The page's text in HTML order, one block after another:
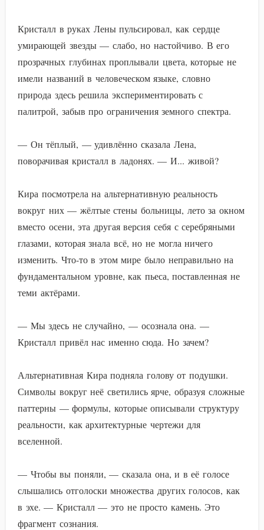
Кристалл в руках Лены пульсировал, как сердце
умирающей звезды — слабо, но настойчиво. В его
прозрачных глубинах проплывали цвета, которые не
имели названий в человеческом языке, словно
природа здесь решила экспериментировать с
палитрой, забыв про ограничения земного спектра.
— Он тёплый, — удивлённо сказала Лена,
поворачивая кристалл в ладонях. — И... живой?
Кира посмотрела на альтернативную реальность
вокруг них — жёлтые стены больницы, лето за окном
вместо осени, эта другая версия себя с серебряными
глазами, которая знала всё, но не могла ничего
изменить. Что-то в этом мире было неправильно на
фундаментальном уровне, как пьеса, поставленная не
теми актёрами.
— Мы здесь не случайно, — осознала она. —
Кристалл привёл нас именно сюда. Но зачем?
Альтернативная Кира подняла голову от подушки.
Символы вокруг неё светились ярче, образуя сложные
паттерны — формулы, которые описывали структуру
реальности, как архитектурные чертежи для
вселенной.
— Чтобы вы поняли, — сказала она, и в её голосе
слышались отголоски множества других голосов, как
в эхе. — Кристалл — это не просто камень. Это
фрагмент сознания.